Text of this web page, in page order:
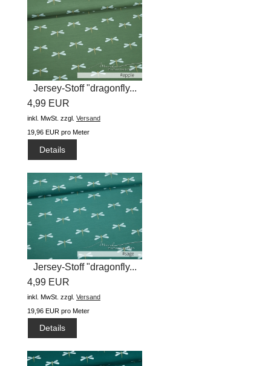
Jersey-Stoff "dragonfly...
4,99 EUR
inkl. MwSt. zzgl. Versand
19,96 EUR pro Meter
Details
Jersey-Stoff "dragonfly...
4,99 EUR
inkl. MwSt. zzgl. Versand
19,96 EUR pro Meter
Details